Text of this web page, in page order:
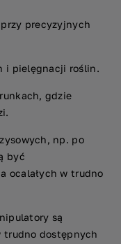
precyzyjnych
i pielęgnacji roślin.
gdzie
np. po
być
ocalałych w trudno
są
trudno dostępnych